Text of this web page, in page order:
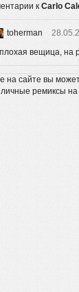
к Carlo
toherman
вещица, на
на сайте вы
ремиксы на